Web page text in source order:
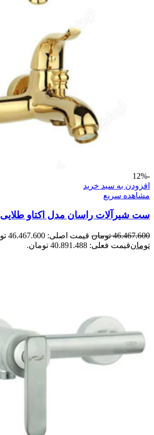
-12%
افزودن به سبد خرید
مشاهده سریع
ست شیرآلات راسان مدل اکتاو طلایی
46.467.600 تومان قیمت اصلی: 46.467.600 تومان بود.
تومانقیمت فعلی: 40.891.488 تومان.